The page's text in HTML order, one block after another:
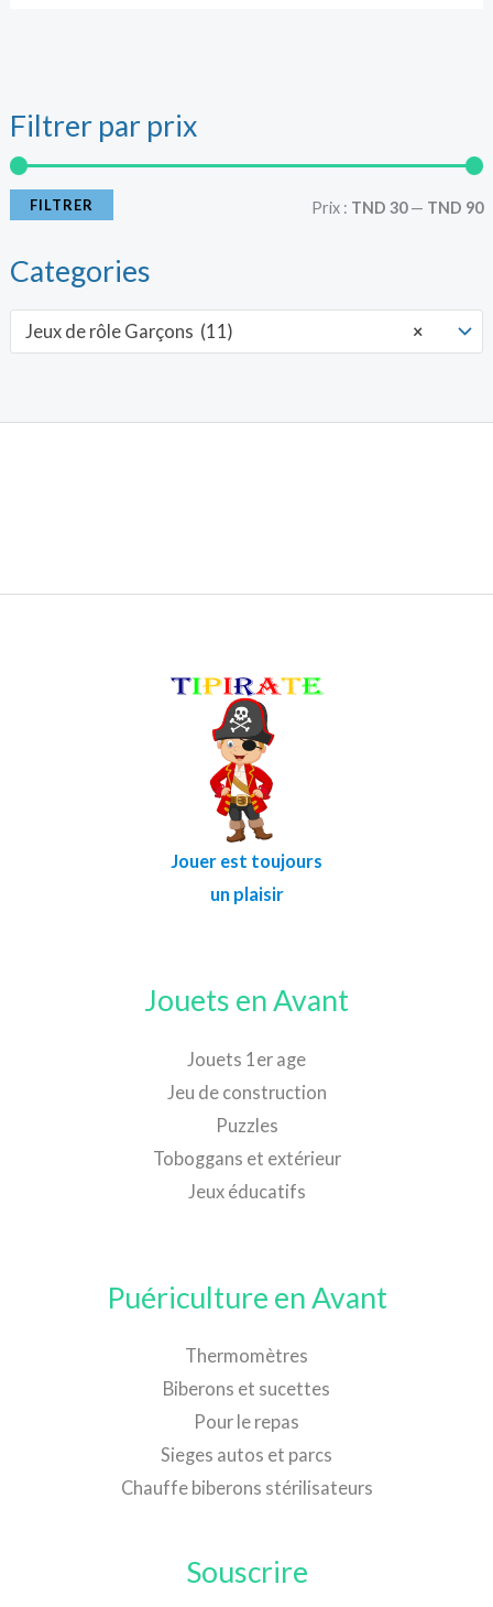
Filtrer par prix
r
i
r
i
FILTRER Prix : TND 30— TND 90
Categories
×
Jeux de rôle Garçons (11)
Jouer est toujours
un plaisir
Jouets en Avant
Jouets 1er age
Jeu de construction
Puzzles
Toboggans et extérieur
Jeux éducatifs
Puériculture en Avant
Thermomètres
Biberons et sucettes
Pour le repas
Sieges autos et parcs
Chauffe biberons stérilisateurs
Souscrire